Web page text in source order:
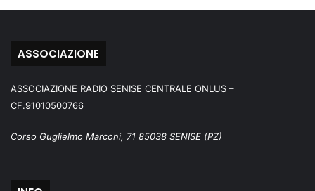
ASSOCIAZIONE
ASSOCIAZIONE RADIO SENISE CENTRALE ONLUS –
CF.91010500766
Corso Guglielmo Marconi, 71 85038 SENISE (PZ)